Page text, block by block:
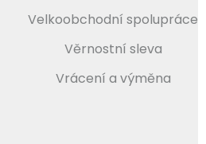
Velkoobchodní spolupráce
Věrnostní sleva
Vrácení a výměna